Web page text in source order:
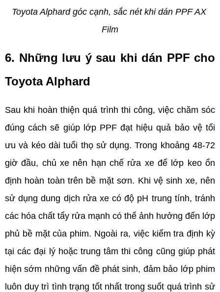
Toyota Alphard góc cạnh, sắc nét khi dán PPF AX
Film
6. Những lưu ý sau khi dán PPF cho
Toyota Alphard
Sau khi hoàn thiện quá trình thi công, việc chăm sóc
đúng cách sẽ giúp lớp PPF đạt hiệu quả bảo vệ tối
ưu và kéo dài tuổi thọ sử dụng. Trong khoảng 48-72
giờ đầu, chủ xe nên hạn chế rửa xe để lớp keo ổn
định hoàn toàn trên bề mặt sơn. Khi vệ sinh xe, nên
sử dụng dung dịch rửa xe có độ pH trung tính, tránh
các hóa chất tẩy rửa mạnh có thể ảnh hưởng đến lớp
phủ bề mặt của phim. Ngoài ra, việc kiểm tra định kỳ
tại các đại lý hoặc trung tâm thi công cũng giúp phát
hiện sớm những vấn đề phát sinh, đảm bảo lớp phim
luôn duy trì tình trạng tốt nhất trong suốt quá trình sử